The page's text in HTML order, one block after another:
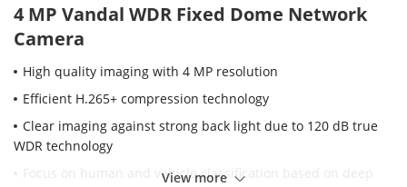
4 MP Vandal WDR Fixed Dome Network
Camera
High quality imaging with 4 MP resolution
Efficient H.265+ compression technology
Clear imaging against strong back light due to 120 dB true
WDR technology
Focus on human and vehicle classification based on deep
View more